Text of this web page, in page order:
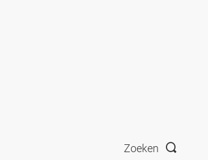
Zoeken